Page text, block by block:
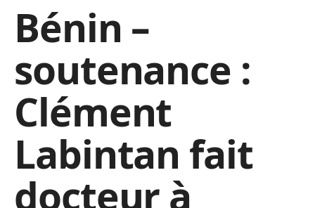
Bénin –
soutenance :
Clément
Labintan fait
docteur à